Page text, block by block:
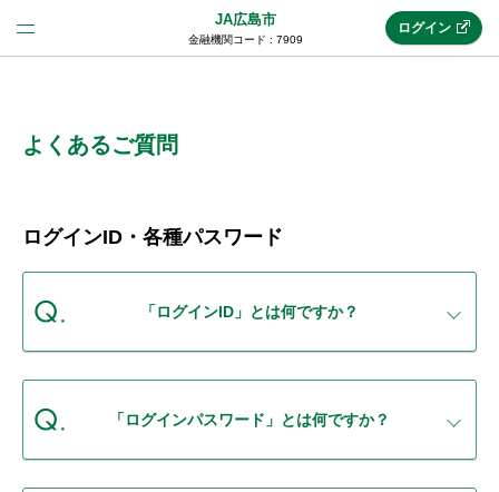
JA広島市
金融機関コード : 7909
(法人JAネットバンク)
JAネットバンクトップ
ログイン
よくあるご質問
ログインID・各種パスワード
「ログインID」とは何ですか？
「ログインパスワード」とは何ですか？